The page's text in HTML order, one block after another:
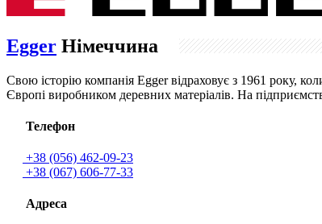
Egger Німеччина
Свою історію компанія Egger відраховує з 1961 року,
Європі виробником деревних матеріалів. На
Телефон
+38 (056) 462-09-23
+38 (067) 606-77-33
Адреса